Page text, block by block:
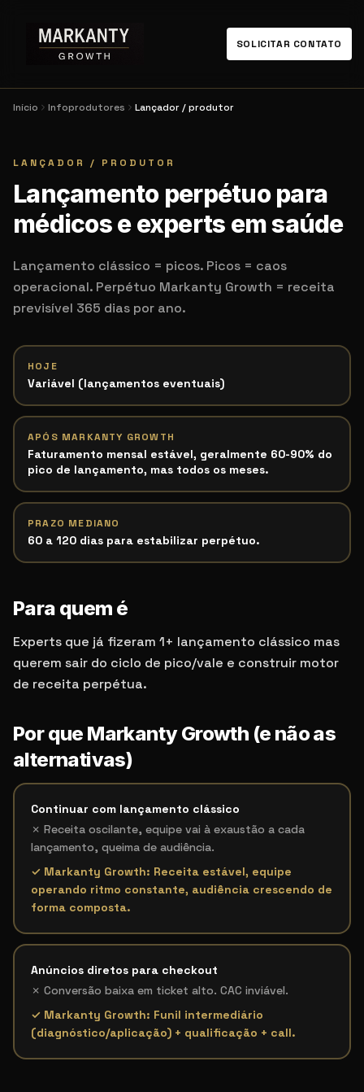
SOLICITAR CONTATO
Início Infoprodutores Lançador / produtor
LANÇADOR / PRODUTOR
Lançamento perpétuo para
médicos e experts em saúde
Lançamento clássico = picos. Picos = caos
operacional. Perpétuo Markanty Growth = receita
previsível 365 dias por ano.
HOJE
Variável (lançamentos eventuais)
APÓS MARKANTY GROWTH
Faturamento mensal estável, geralmente 60-90% do
pico de lançamento, mas todos os meses.
PRAZO MEDIANO
60 a 120 dias para estabilizar perpétuo.
Para quem é
Experts que já fizeram 1+ lançamento clássico mas
querem sair do ciclo de pico/vale e construir motor
de receita perpétua.
Por que Markanty Growth (e não as
alternativas)
Continuar com lançamento clássico
✗ Receita oscilante, equipe vai à exaustão a cada
lançamento, queima de audiência.
✓ Markanty Growth: Receita estável, equipe
operando ritmo constante, audiência crescendo de
forma composta.
Anúncios diretos para checkout
✗ Conversão baixa em ticket alto. CAC inviável.
✓ Markanty Growth: Funil intermediário
(diagnóstico/aplicação) + qualificação + call.